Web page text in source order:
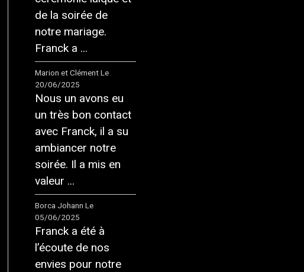
de la soirée de
notre mariage.
Franck a ...
Marion et Clément Le
20/06/2025
Nous un avons eu
un très bon contact
avec Franck, il a su
ambiancer notre
soirée. Il a mis en
valeur ...
Borca Johann Le
05/06/2025
Franck a été à
l’écoute de nos
envies pour notre